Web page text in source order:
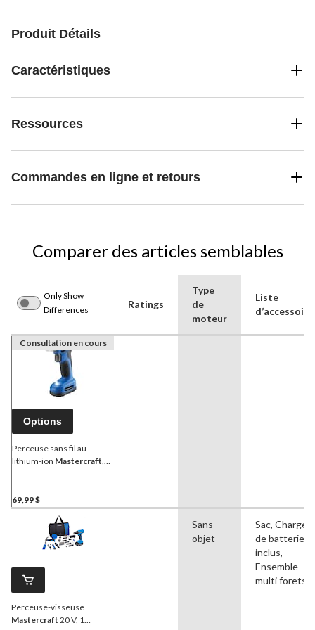
Produit Détails
Caractéristiques
Ressources
Commandes en ligne et retours
Comparer des articles semblables
Only Show
Differences
Ratings
Type
de
moteur
Liste
Consultation en cours
Options
Perceuse sans fil au
lithium-ion Mastercraft
69,99 $
- -
Perceuse-visseuse
Mastercraft 20 V, 1
Sans
objet
Sac,
de batterie
inclus,
Ensemble
multi forets